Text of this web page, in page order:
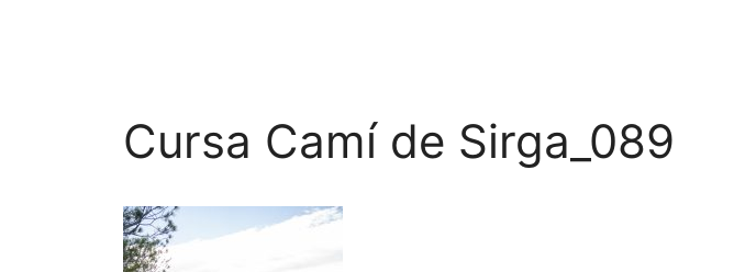
Cursa Camí de Sirga_089